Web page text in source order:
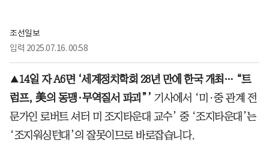
조선일보
입력 2025.07.16. 00:58
▲14일 자 A6면 ‘세계정치학회 28년 만에 한국 개최… “트
럼프, 美의 동맹·무역질서 파괴”’ 기사에서 ‘미·중 관계 전
문가인 로버트 셔터 미 조지타운대 교수’ 중 ‘조지타운대’는
‘조지워싱턴대’의 잘못이므로 바로잡습니다.